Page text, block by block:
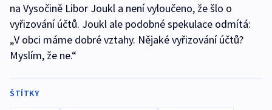
na Vysočině Libor Joukl a není vyloučeno, že šlo o
vyřizování účtů. Joukl ale podobné spekulace odmítá:
„V obci máme dobré vztahy. Nějaké vyřizování účtů?
Myslím, že ne.“
ŠTÍTKY